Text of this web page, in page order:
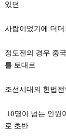
있던
사람이었기에 더
정도전의 경우 중
를 토대로
조선시대의 헌법
10명이 넘는 인원
로 초반